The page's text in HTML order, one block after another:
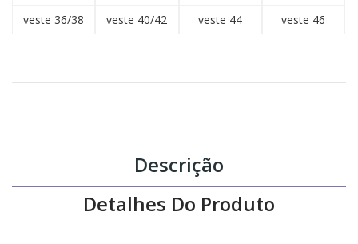
veste 36/38
veste 40/42 veste 44 veste 46
Descrição
Detalhes Do Produto